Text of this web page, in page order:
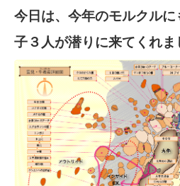
今日は、今年のモルクル
子３人が潜りに来てくれま